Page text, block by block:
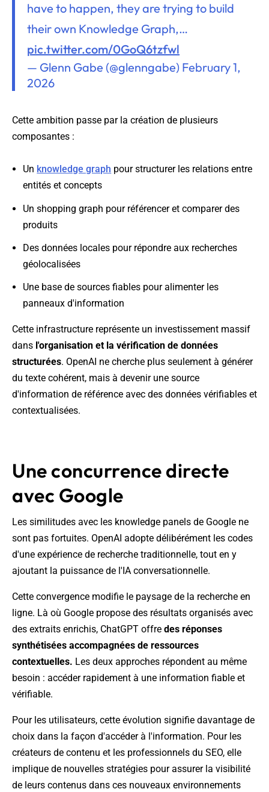
have to happen, they are trying to build
their own Knowledge Graph,…
pic.twitter.com/0GoQ6tzfwl
— Glenn Gabe (@glenngabe) February 1,
2026
Cette ambition passe par la création de plusieurs
composantes :
Un knowledge graph pour structurer les relations entre
entités et concepts
Un shopping graph pour référencer et comparer des
produits
Des données locales pour répondre aux recherches
géolocalisées
Une base de sources fiables pour alimenter les
panneaux d'information
Cette infrastructure représente un investissement massif
dans l'organisation et la vérification de données
structurées. OpenAI ne cherche plus seulement à générer
du texte cohérent, mais à devenir une source
d'information de référence avec des données vérifiables et
contextualisées.
Une concurrence directe
avec Google
Les similitudes avec les knowledge panels de Google ne
sont pas fortuites. OpenAI adopte délibérément les codes
d'une expérience de recherche traditionnelle, tout en y
ajoutant la puissance de l'IA conversationnelle.
Cette convergence modifie le paysage de la recherche en
ligne. Là où Google propose des résultats organisés avec
des extraits enrichis, ChatGPT offre des réponses
synthétisées accompagnées de ressources
contextuelles. Les deux approches répondent au même
besoin : accéder rapidement à une information fiable et
vérifiable.
Pour les utilisateurs, cette évolution signifie davantage de
choix dans la façon d'accéder à l'information. Pour les
créateurs de contenu et les professionnels du SEO, elle
implique de nouvelles stratégies pour assurer la visibilité
de leurs contenus dans ces nouveaux environnements